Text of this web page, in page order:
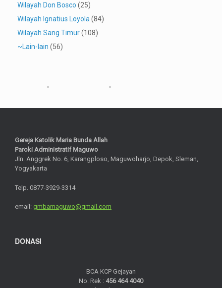
Wilayah Don Bosco (25)
Wilayah Ignatius Loyola (84)
Wilayah Sang Timur(108)
~Lain-lain (56)
Gereja Katolik Maria Bunda Allah
Paroki Administratif Maguwo
Jln. Anggrek No. 6, Karangploso, Maguwoharjo, Depok, Sleman,
Yogyakarta
Telp. 0877-3929-3314
email: gmbamaguwo@gmail.com
DONASI
BCA KCP Gejayan
No. Rek : 456 464 4040